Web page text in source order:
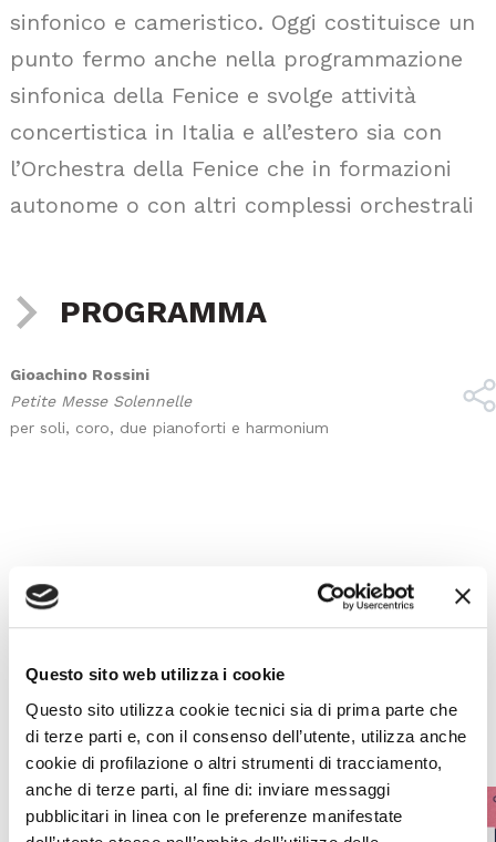
Questo sito web utilizza i cookie
Questo sito utilizza cookie tecnici sia di prima parte che
di terze parti e, con il consenso dell’utente, utilizza anche
cookie di profilazione o altri strumenti di tracciamento,
anche di terze parti, al fine di: inviare messaggi
pubblicitari in linea con le preferenze manifestate
sinfonico e cameristico. Oggi costituisce un
punto fermo anche nella programmazione
sinfonica della Fenice e svolge attività
concertistica in Italia e all’estero sia con
l’Orchestra della Fenice che in formazioni
autonome o con altri complessi orchestrali
PROGRAMMA
Gioachino Rossini
Petite Messe Solennelle
per soli, coro, due pianoforti e harmonium
I prossimi eventi
IL CALENDARIO COMPLETO